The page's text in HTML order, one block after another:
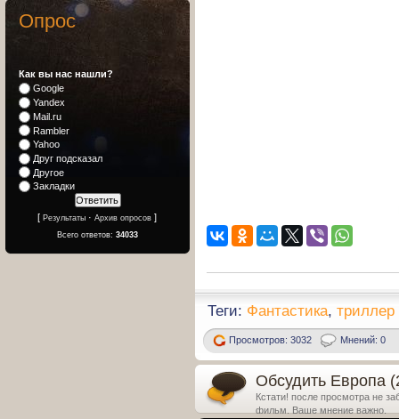
Теги: Фантастика, триллер
Просмотров: 3032 Мнений: 0
Обсудить Европа
Кстати! после просмотра не
фильм. Ваше мнение важно.
Опрос
Как вы нас нашли?
Google
Yandex
Mail.ru
Rambler
Yahoo
Друг подсказал
Другое
Закладки
[Результаты ·Архив опросов ]
Всего ответов: 34033